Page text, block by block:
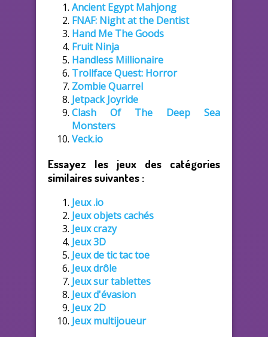
Ancient Egypt Mahjong
FNAF: Night at the Dentist
Hand Me The Goods
Fruit Ninja
Handless Millionaire
Trollface Quest: Horror
Zombie Quarrel
Jetpack Joyride
Clash Of The Deep Sea
Monsters
Veck.io
Essayez les jeux des catégories
similaires suivantes :
Jeux .io
Jeux objets cachés
Jeux crazy
Jeux 3D
Jeux de tic tac toe
Jeux drôle
Jeux sur tablettes
Jeux d'évasion
Jeux 2D
Jeux multijoueur